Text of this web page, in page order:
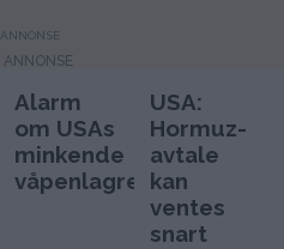
ANNONSE
Alarm
om USAs
minkende
våpenlagre
USA:
Hormuz-
avtale
kan
ventes
snart